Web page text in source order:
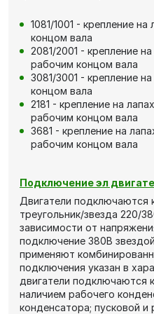
1081/1001 - крепление
концом вала
2081/2001 - крепление
рабочим концом вала
3081/3001 - крепление
концом вала
2181 - крепление на
рабочим концом вала
3681 - крепление на
рабочим концом вала
Подключение эл
Двигатели подключаются
треугольник/звезда 220/
зависимости от
подключение 380В
применяют
подключения указан в
двигатели подключаются
наличием рабочего
конденсатора; пусковой и